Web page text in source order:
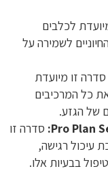
לכלבים
לשמירה על
סדרה זו מיועדת
כל המרכיבים
של הגזע.
סדרה זו
עיכול רגישה,
בבעיות אלו.